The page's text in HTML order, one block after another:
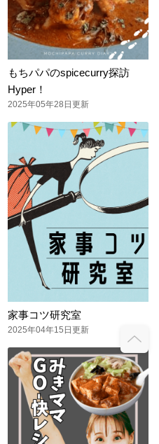
もちパパのspicecurry探訪
Hyper！
2025年05年28日更新
家事コツ研究室
2025年04年15日更新